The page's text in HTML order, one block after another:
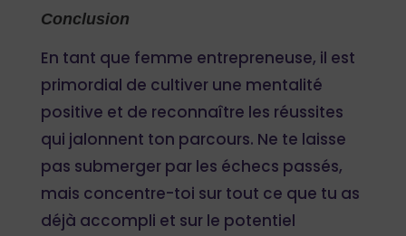
Conclusion
En tant que femme entrepreneuse, il est
primordial de cultiver une mentalité
positive et de reconnaître les réussites
qui jalonnent ton parcours. Ne te laisse
pas submerger par les échecs passés,
mais concentre-toi sur tout ce que tu as
déjà accompli et sur le potentiel